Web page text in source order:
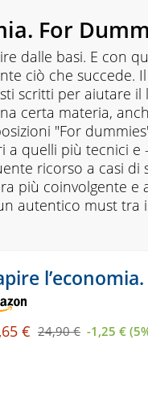
For
dalle basi. E con
ciò che succede.
scritti per aiutare il
certa materia,
"For
a quelli più tecnici e
ricorso a casi di
più coinvolgente e
autentico must tra i
€ 24,90 € -1,25 €